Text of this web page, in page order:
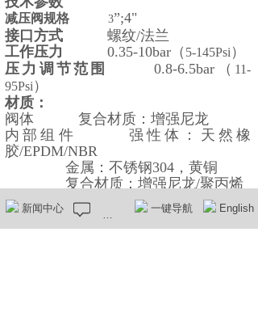
减压阀规格 3”;4"
接口方式
螺纹/法兰
工作压力 0.35-10bar（ 5-145Psi ）
压力调节范围
0.8-6.5bar（ 11-
95Psi ）
材质：
阀体 复合材质：增强尼龙
内部组件 强性体：天然橡
胶/EPDM/NBR
金属：不锈钢304，黄铜
复合材质：增强尼龙/聚丙烯
弹簧 不锈钢302
安装与储存建议
新闻中心 在线留言 一键导航 English